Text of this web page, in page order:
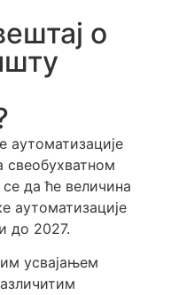
о
аутоматизације
да ће величина
аутоматизације
до 2027.
усвајањем